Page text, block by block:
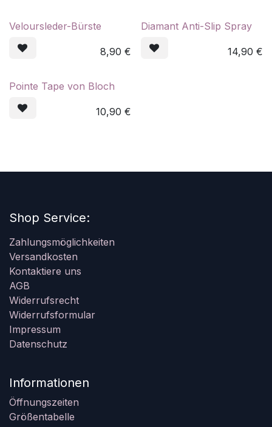
Veloursleder-Bürste
8,90 €
Diamant Anti-Slip Spray
14,90 €
Pointe Tape von Bloch
10,90 €
Shop Service:
Zahlungsmöglichkeiten
Versandkosten
Kontaktiere uns
AGB
Widerrufsrecht
Widerrufsformular
Impressum
Datenschutz
Informationen
Öffnungszeiten
Größentabelle